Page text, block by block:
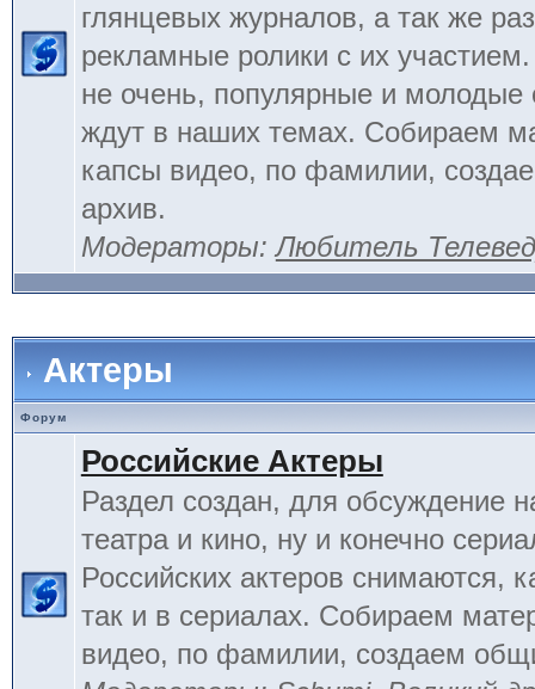
глянцевых журналов, а так же
рекламные ролики с их
не очень, популярные и молодые
ждут в наших темах. Собираем
капсы видео, по фамилии,
архив.
Модераторы:Любитель
Актеры
Форум
Российские Актеры
Раздел создан, для обсуждение
театра и кино, ну и конечно
Российских актеров снимаются,
так и в сериалах. Собираем
видео, по фамилии, создаем